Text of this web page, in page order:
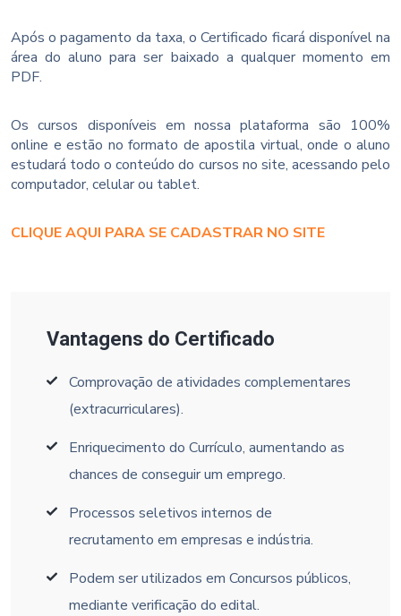
Após o pagamento da taxa, o Certificado ficará disponível na
área do aluno para ser baixado a qualquer momento em
PDF.
Os cursos disponíveis em nossa plataforma são 100%
online e estão no formato de apostila virtual, onde o aluno
estudará todo o conteúdo do cursos no site, acessando pelo
computador, celular ou tablet.
CLIQUE AQUI PARA SE CADASTRAR NO SITE
Vantagens do Certificado
Comprovação de atividades complementares
(extracurriculares).
Enriquecimento do Currículo, aumentando as
chances de conseguir um emprego.
Processos seletivos internos de
recrutamento em empresas e indústria.
Podem ser utilizados em Concursos públicos,
mediante verificação do edital.